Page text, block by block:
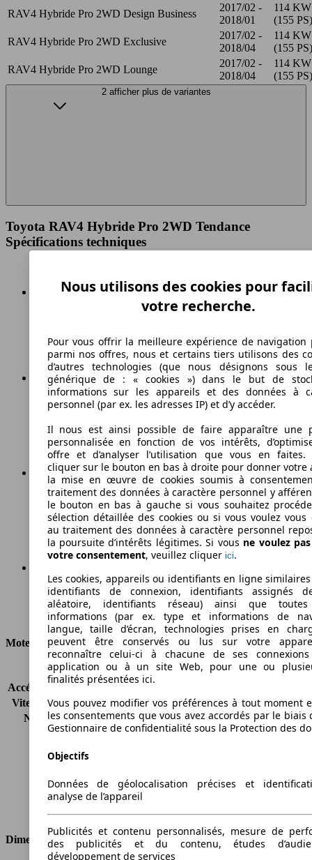
RAV4 Hybride Pro 2WD Design Business
2017/02 -
2018/01
114 KW
(155 PS)
RAV4 Hybride Pro 2WD Exclusive
2017/02 -
2018/04
114 KW
(155 PS)
RAV4 Hybride Pro 2WD Lounge
2017/02 -
2018/04
114 KW
(155 PS)
2 afficher plus de variantes
Toyota RAV4 Hybride Pro 2WD Tendance
Spécifications techniques
Vitesse maximale
Autres
Carburant
115 g/km
Émissions de CO2 (combinées)*
Ø 4.9 l/100km
Consommation
Moteur et Puissance
KW (CH)
114 kW (155 PS)
Accélération (0-100 km/h)
Vitesse maximale (km/h) 180 km/h
Nombre de vitesses
1
Couple
210 nm
Carburant
Cylindres
4
Transmission
Boîte automatique
Dimensions
Nous utilisons des cookies pour
votre recherche.
Pour vous offrir la meilleure expérience de navigation
parmi nos offres, nous et certains tiers utilisons des
d’autres technologies (que nous désignons sous
générique de : « cookies ») dans le but de
informations sur les appareils et des données à
personnel (par ex. les adresses IP) et d’y accéder.
Il nous est ainsi possible de faire apparaître une
personnalisée en fonction de vos intérêts,
offre et d’analyser l’utilisation que vous en faites.
cliquer sur le bouton en bas à droite pour donner votre
la mise en œuvre de cookies soumis à
traitement des données à caractère personnel y
le bouton en bas à gauche si vous souhaitez
sélection détaillée des cookies ou si vous voulez vous
au traitement des données à caractère personnel
la poursuite d’intérêts légitimes. Si vous ne voulez
votre consentement, veuillez cliquer ici.
Les cookies, appareils ou identifiants en ligne
identifiants de connexion, identifiants assignés
aléatoire, identifiants réseau) ainsi que
informations (par ex. type et informations de
langue, taille d’écran, technologies prises en
peuvent être conservés ou lus sur votre
reconnaître celui-ci à chacune de ses
application ou à un site Web, pour une ou
finalités présentées ici.
Vous pouvez modifier vos préférences à tout moment
les consentements que vous avez accordés par le biais
Gestionnaire de confidentialité sous la Protection des
Objectifs
Données de géolocalisation précises et
analyse de l’appareil
Publicités et contenu personnalisés, mesure de
des publicités et du contenu, études
développement de services